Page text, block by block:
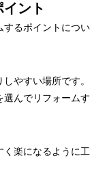
ント
するポイントについ
やすい場所です。
選んでリフォームす
く楽になるように工